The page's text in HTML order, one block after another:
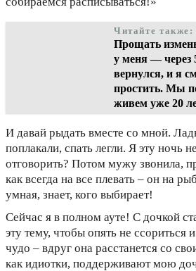
Читайте также:
Прощать
у меня — через
вернулся, и я
простить. Мы
живем уже 20
И давай рыдать вместе со мной.
поплакали, спать легли. Я эту ночь
отговорить? Потом мужу звонила,
как всегда на все плевать – он на
умная, знает, кого выбирает!
Сейчас я в полном ауте! С дочкой
эту тему, чтобы опять не ссориться
чудо – вдруг она расстанется со
как идиотки, поддерживают мою